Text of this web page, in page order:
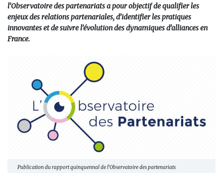
l’Observatoire des partenariats a pour objectif de qualifier les
enjeux des relations partenariales, d’identifier les pratiques
innovantes et de suivre l’évolution des dynamiques d’alliances en
France.
Publication du rapport quinquennal de l’Observatoire des partenariats